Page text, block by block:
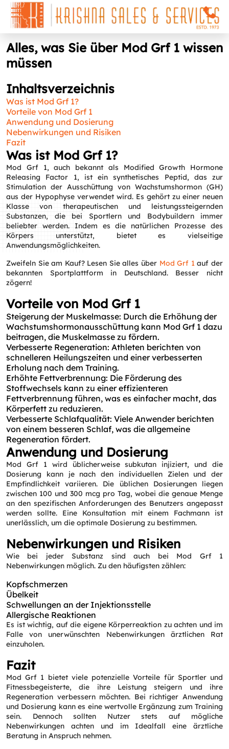
Alles, was Sie über Mod Grf 1 wissen
müssen
Inhaltsverzeichnis
Was ist Mod Grf 1?
Vorteile von Mod Grf 1
Anwendung und Dosierung
Nebenwirkungen und Risiken
Fazit
Was ist Mod Grf 1?
Mod Grf 1, auch bekannt als Modified Growth Hormone
Releasing Factor 1, ist ein synthetisches Peptid, das zur
Stimulation der Ausschüttung von Wachstumshormon (GH)
aus der Hypophyse verwendet wird. Es gehört zu einer neuen
Klasse von therapeutischen und leistungssteigernden
Substanzen, die bei Sportlern und Bodybuildern immer
beliebter werden. Indem es die natürlichen Prozesse des
Körpers unterstützt, bietet es vielseitige
Anwendungsmöglichkeiten.
Zweifeln Sie am Kauf? Lesen Sie alles über Mod Grf 1auf der
bekannten Sportplattform in Deutschland. Besser nicht
zögern!
Vorteile von Mod Grf 1
Steigerung der Muskelmasse: Durch die Erhöhung der
Wachstumshormonausschüttung kann Mod Grf 1 dazu
beitragen, die Muskelmasse zu fördern.
Verbesserte Regeneration: Athleten berichten von
schnelleren Heilungszeiten und einer verbesserten
Erholung nach dem Training.
Erhöhte Fettverbrennung: Die Förderung des
Stoffwechsels kann zu einer effizienteren
Fettverbrennung führen, was es einfacher macht, das
Körperfett zu reduzieren.
Verbesserte Schlafqualität: Viele Anwender berichten
von einem besseren Schlaf, was die allgemeine
Regeneration fördert.
Anwendung und Dosierung
Mod Grf 1 wird üblicherweise subkutan injiziert, und die
Dosierung kann je nach den individuellen Zielen und der
Empfindlichkeit variieren. Die üblichen Dosierungen liegen
zwischen 100 und 300 mcg pro Tag, wobei die genaue Menge
an den spezifischen Anforderungen des Benutzers angepasst
werden sollte. Eine Konsultation mit einem Fachmann ist
unerlässlich, um die optimale Dosierung zu bestimmen.
Nebenwirkungen und Risiken
Wie bei jeder Substanz sind auch bei Mod Grf 1
Nebenwirkungen möglich. Zu den häufigsten zählen:
Kopfschmerzen
Übelkeit
Schwellungen an der Injektionsstelle
Allergische Reaktionen
Es ist wichtig, auf die eigene Körperreaktion zu achten und im
Falle von unerwünschten Nebenwirkungen ärztlichen Rat
einzuholen.
Fazit
Mod Grf 1 bietet viele potenzielle Vorteile für Sportler und
Fitnessbegeisterte, die ihre Leistung steigern und ihre
Regeneration verbessern möchten. Bei richtiger Anwendung
und Dosierung kann es eine wertvolle Ergänzung zum Training
sein. Dennoch sollten Nutzer stets auf mögliche
Nebenwirkungen achten und im Idealfall eine ärztliche
Beratung in Anspruch nehmen.